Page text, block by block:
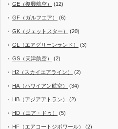
GE（復興航空） (12)
GF（ガルフエア） (6)
GK（ジェットスター） (20)
GL（エアグリーンランド） (3)
GS（天津航空） (2)
H2（スカイエアライン） (2)
HA（ハワイアン航空） (34)
HB（アジアアトラン） (2)
HD（エア・ドゥ） (5)
HF（エアコートジボワール） (2)